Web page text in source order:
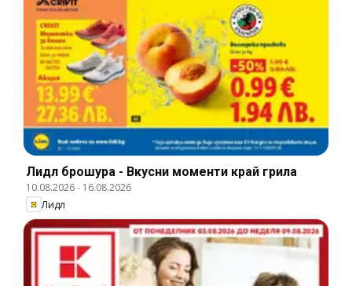
Лидл брошура - Вкусни моменти край грила
10.08.2026- 16.08.2026
Лидл